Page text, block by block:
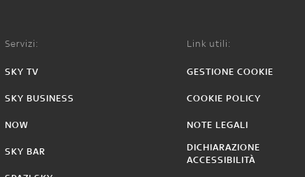
Servizi:
SKY TV
SKY BUSINESS
NOW
SKY BAR
Link utili:
GESTIONE COOKIE
COOKIE POLICY
NOTE LEGALI
DICHIARAZIONE
ACCESSIBILITÀ